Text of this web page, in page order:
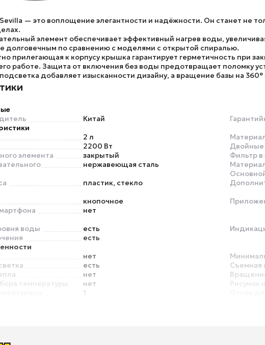
— это воплощение элегантности и надёжности. Он станет не
элемент обеспечивает эффективный нагрев воды,
долговечным по сравнению с моделями с открытой спиралью.
прилегающая к корпусу крышка гарантирует герметичность при
работе. Защита от включения без воды предотвращает поломку
добавляет изысканности дизайну, а вращение базы на 360°
Китай
2 л
2200 Вт
элемента
закрытый
нержавеющая сталь
пластик, стекло
Двойные
Фильтр в
кнопочное
нет
воды
есть
есть
нет
есть
нет
температуры
нет
1
Съемная
Рисунок
дома